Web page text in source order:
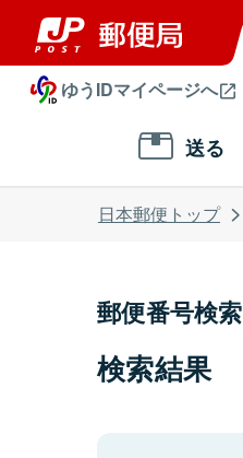
ゆうIDマイページへ
送る
日本郵便トップ
郵便番号検索
検索結果